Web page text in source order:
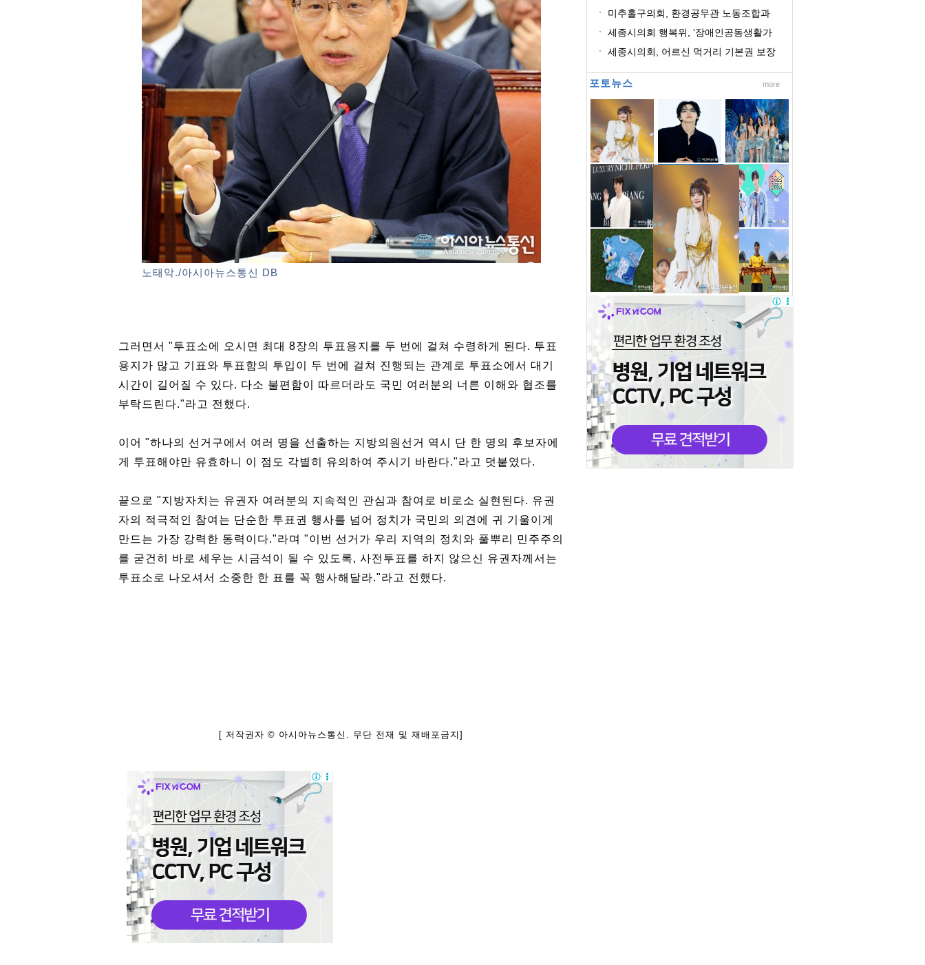
노태악./아시아뉴스통신 DB
그러면서 "투표소에 오시면 최대 8장의 투표용지를 두 번에 걸쳐 수령하게 된다. 투표
용지가 많고 기표와 투표함의 투입이 두 번에 걸쳐 진행되는 관계로 투표소에서 대기
시간이 길어질 수 있다. 다소 불편함이 따르더라도 국민 여러분의 너른 이해와 협조를
부탁드린다."라고 전했다.
이어 "하나의 선거구에서 여러 명을 선출하는 지방의원선거 역시 단 한 명의 후보자에
게 투표해야만 유효하니 이 점도 각별히 유의하여 주시기 바란다."라고 덧붙였다.
끝으로 "지방자치는 유권자 여러분의 지속적인 관심과 참여로 비로소 실현된다. 유권
자의 적극적인 참여는 단순한 투표권 행사를 넘어 정치가 국민의 의견에 귀 기울이게
만드는 가장 강력한 동력이다."라며 "이번 선거가 우리 지역의 정치와 풀뿌리 민주주의
를 굳건히 바로 세우는 시금석이 될 수 있도록, 사전투표를 하지 않으신 유권자께서는
투표소로 나오셔서 소중한 한 표를 꼭 행사해달라."라고 전했다.
[ 저작권자 © 아시아뉴스통신. 무단 전재 및 재배포금지]
미추홀구의회, 환경공무관 노동조합과
세종시의회 행복위, ‘장애인공동생활가
세종시의회, 어르신 먹거리 기본권 보장
포토뉴스 more